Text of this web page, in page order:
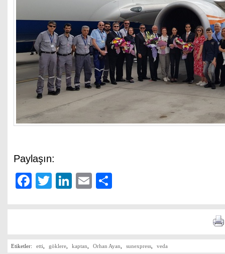
Paylaşın:
Facebook
TwitterLinkedIn
Email
Etiketler: etti göklere kaptan Orhan Ayan sunexpress veda